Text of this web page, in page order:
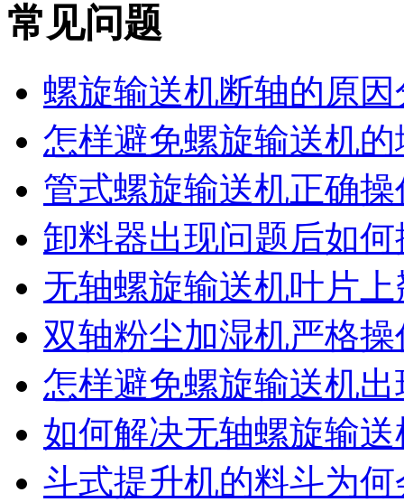
常见问题
螺旋输送机断轴的原因
怎样避免螺旋输送机
管式螺旋输送机正确
卸料器出现问题后如何
无轴螺旋输送机叶片
双轴粉尘加湿机严格操
怎样避免螺旋输送机
如何解决无轴螺旋输
斗式提升机的料斗为